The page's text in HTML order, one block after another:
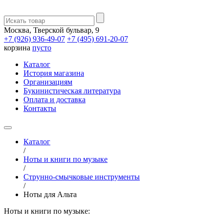
Москва, Тверской бульвар, 9
+7 (926) 936-49-07 +7 (495) 691-20-07
корзина пусто
Каталог
История магазина
Организациям
Букинистическая литература
Оплата и доставка
Контакты
Каталог
/
Ноты и книги по музыке
/
Струнно-смычковые инструменты
/
Ноты для Альта
Ноты и книги по музыке: